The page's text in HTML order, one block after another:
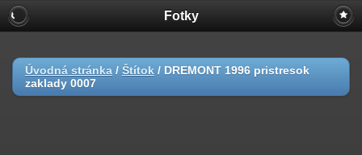
Fotky
Úvodná stránka / Štítok / DREMONT 1996 pristresok
zaklady 0007